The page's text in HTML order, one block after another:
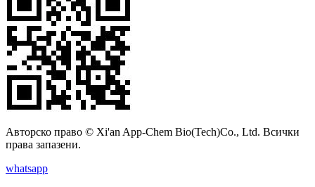
Авторско право © Xi'an App-Chem Bio(Tech)Co., Ltd. Всички
права запазени.
whatsapp